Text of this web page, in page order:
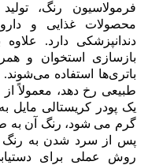
فرمولاسیون رنگ،
محصولات غذایی و
دندانپزشکی دارد.
بازسازی استخوان و
باتری‌ها استفاده
طبیعی رخ دهد، معمولاً
یک پودر کریستالی
گرم می شود، رنگ آن به
پس از سرد شدن به رنگ
روش عملی برای